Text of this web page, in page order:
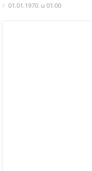
01.01.1970. u 01:00